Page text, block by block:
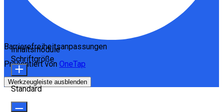
Barrierefreiheitsanpassungen
Präsentiert von OneTap
Werkzeugleiste ausblenden
Inhaltsmodule
Schriftgröße
Standard